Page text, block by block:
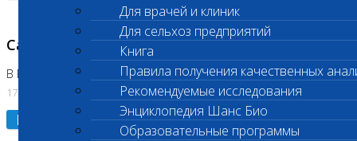
Для врачей и клиник
Для сельхоз предприятий
Книга
Правила получения качественных
Рекомендуемые исследования
Энциклопедия Шанс Био
Образовательные программы
Санитарный день
В Бутово
17.07.2026
Подробнее